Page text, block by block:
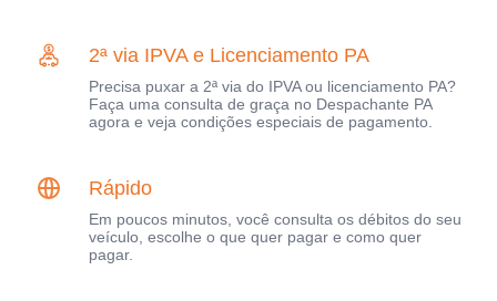
2ª via IPVA e Licenciamento PA
Precisa puxar a 2ª via do IPVA ou licenciamento PA?
Faça uma consulta de graça no Despachante PA
agora e veja condições especiais de pagamento.
Rápido
Em poucos minutos, você consulta os débitos do seu
veículo, escolhe o que quer pagar e como quer
pagar.